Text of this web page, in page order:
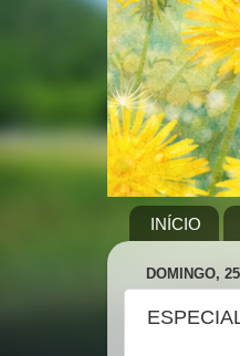
INÍCIO
DOMINGO,